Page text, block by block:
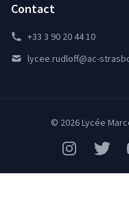
Contact
+33 3 90 20 44 10
lycee.rudloff@ac-
© 2026 Lycée
InstagramTwitter